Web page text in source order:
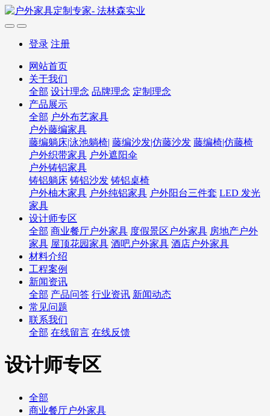
登录 注册
网站首页
关于我们
全部 设计理念 品牌理念 定制理念
产品展示
全部 户外布艺家具
户外藤编家具
藤编躺床|泳池躺椅| 藤编沙发|仿藤沙发 藤编椅|仿藤椅
户外织带家具 户外遮阳伞
户外铸铝家具
铸铝躺床 铸铝沙发 铸铝桌椅
户外柚木家具 户外纯铝家具 户外阳台三件套 LED 发光
家具
设计师专区
全部 商业餐厅户外家具 度假景区户外家具 房地产户外
家具 屋顶花园家具 酒吧户外家具 酒店户外家具
材料介绍
工程案例
新闻资讯
全部 产品问答 行业资讯 新闻动态
常见问题
联系我们
全部 在线留言 在线反馈
设计师专区
全部
商业餐厅户外家具